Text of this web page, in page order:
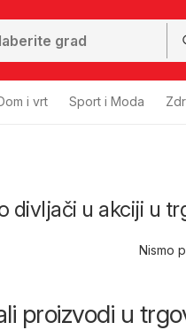
i vrt Sport i Moda
divljači u akciji u
Nismo
proizvodi u